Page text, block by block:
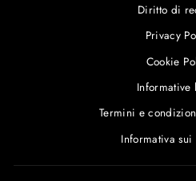
Diritto di
Privacy
Cookie
Informative
Termini e
Informativa